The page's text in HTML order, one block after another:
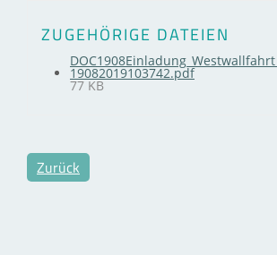
ZUGEHÖRIGE DATEIEN
19082019103742.pdf
77 KB
Zurück